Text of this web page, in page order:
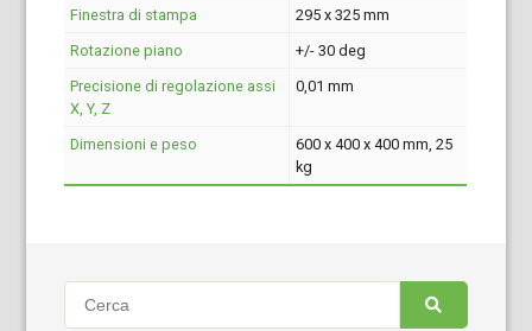
Finestra di stampa
295 x 325 mm
Rotazione piano
+/- 30 deg
Precisione di regolazione assi
X, Y, Z
0,01 mm
Dimensioni e peso
600 x 400 x 400 mm, 25
kg